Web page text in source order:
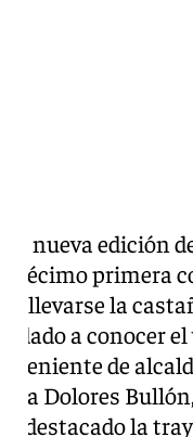
nueva edición
décimo primera
a llevarse la
dado a conocer
teniente de
Dolores
destacado la